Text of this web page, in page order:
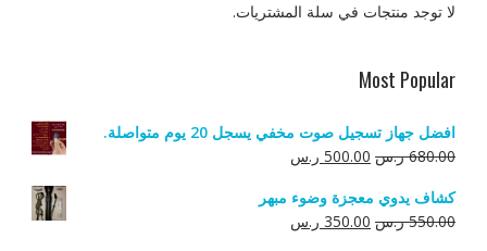
لا توجد منتجات في سلة المشتريات.
Most Popular
افضل جهاز تسجيل صوت مخفي يسجل 20 يوم متواصلة.
680.00 ر.س السعر
هو:
680.00 ر.س.
500.00 ر.سالسعر
هو:
500.00 ر.س.
كشاف يدوي معجزة وضوء مبهر
550.00 ر.س السعر
350.00 ر.سالسعر